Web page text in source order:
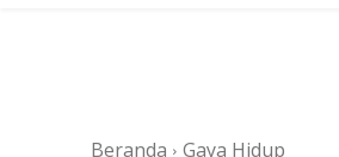
Beranda Gaya Hidup